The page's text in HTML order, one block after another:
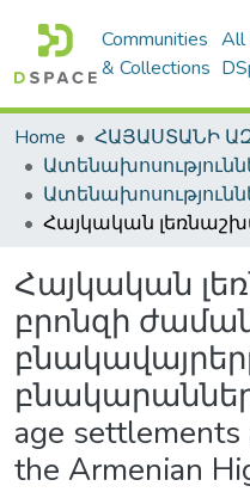
Communities
& Collections
All
Home
Հայկական
բրոնզի
age
the Armenian